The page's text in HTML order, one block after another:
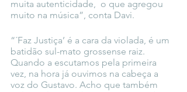
muita autenticidade,  o que agregou
muito na música”, conta Davi.
“´Faz Justiça’ é a cara da violada, é um
batidão sul-mato grossense raiz.
Quando a escutamos pela primeira
vez, na hora já ouvimos na cabeça a
voz do Gustavo. Acho que também